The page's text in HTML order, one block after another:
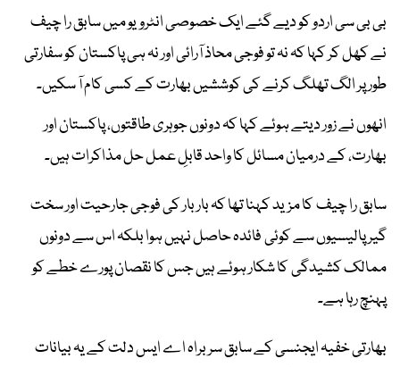
بی بی سی اردو کو دیے گئے ایک خصوصی انٹرویو میں سابق را چیف
نے کھل کر کہا کہ نہ تو فوجی محاذ آرائی اور نہ ہی پاکستان کو سفارتی
طور پر الگ تھلگ کرنے کی کوششیں بھارت کے کسی کام آ سکیں۔
انھوں نے زور دیتے ہوئے کہا کہ دونوں جوہری طاقتوں، پاکستان اور
بھارت، کے درمیان مسائل کا واحد قابلِ عمل حل مذاکرات ہیں۔
سابق را چیف کا مزید کہنا تھا کہ بار بار کی فوجی جارحیت اور سخت
گیر پالیسیوں سے کوئی فائدہ حاصل نہیں ہوا بلکہ اس سے دونوں
ممالک کشیدگی کا شکار ہوئے ہیں جس کا نقصان پورے خطے کو
پہنچ رہا ہے۔
بھارتی خفیہ ایجنسی کے سابق سربراہ اے ایس دلت کے یہ بیانات